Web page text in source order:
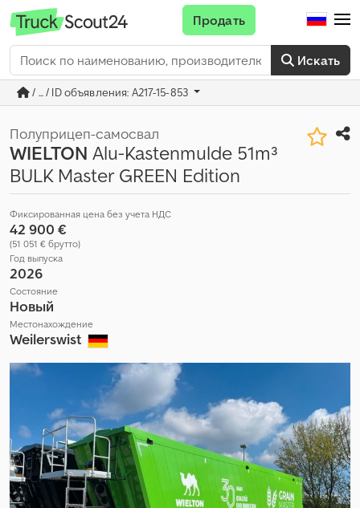
Искать
Продать
/ ... / ID объявления: A217-15-853
Полуприцеп-самосвал
WIELTON Alu-Kastenmulde 51m³
BULK Master GREEN Edition
Фиксированная цена без учета НДС
42 900 €
(51 051 € брутто)
Год выпуска
2026
Состояние
Новый
Местонахождение
Weilerswist